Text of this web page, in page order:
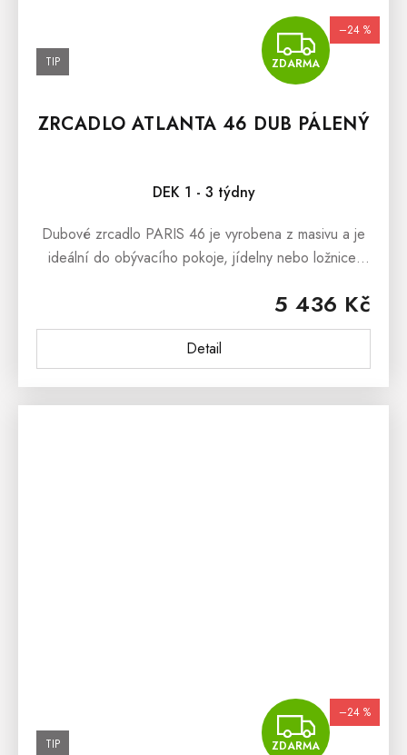
TIP ZDARMA
–24 %
ZRCADLO ATLANTA 46 DUB PÁLENÝ
DEK 1 - 3 týdny
5 436 Kč
Detail
Dubové zrcadlo PARIS 46 je vyrobena z masivu a je
ideální do obývacího pokoje, jídelny nebo ložnice.
variantách a to jako dub přírodní...
TIP ZDARMA
–24 %